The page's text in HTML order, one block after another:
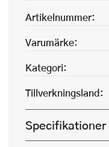
Artikelnummer:
Varumärke:
Kategori:
Tillverkningsland:
Specifikationer